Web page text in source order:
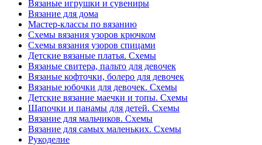
Вязаные игрушки и сувениры
Вязание для дома
Мастер-классы по вязанию
Схемы вязания узоров крючком
Схемы вязания узоров спицами
Детские вязаные платья. Схемы
Вязаные свитера, пальто для девочек
Вязаные кофточки, болеро для девочек
Вязаные юбочки для девочек. Схемы
Детские вязание маечки и топы. Схемы
Шапочки и панамы для детей. Схемы
Вязание для мальчиков. Схемы
Вязание для самых маленьких. Схемы
Рукоделие